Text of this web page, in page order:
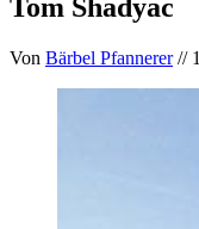
Tom Shadyac
Von Bärbel Pfannerer//